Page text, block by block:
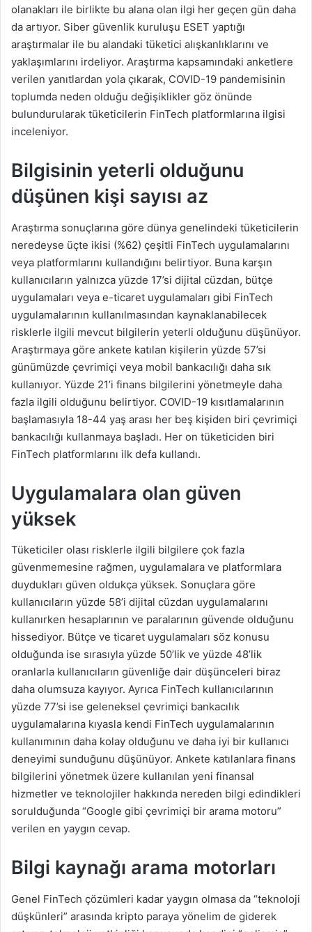
olanakları ile birlikte bu alana olan ilgi her geçen gün daha
da artıyor. Siber güvenlik kuruluşu ESET yaptığı
araştırmalar ile bu alandaki tüketici alışkanlıklarını ve
yaklaşımlarını irdeliyor. Araştırma kapsamındaki anketlere
verilen yanıtlardan yola çıkarak, COVID-19 pandemisinin
toplumda neden olduğu değişiklikler göz önünde
bulundurularak tüketicilerin FinTech platformlarına ilgisi
inceleniyor.
Bilgisinin yeterli olduğunu
düşünen kişi sayısı az
Araştırma sonuçlarına göre dünya genelindeki tüketicilerin
neredeyse üçte ikisi (%62) çeşitli FinTech uygulamalarını
veya platformlarını kullandığını belirtiyor. Buna karşın
kullanıcıların yalnızca yüzde 17’si dijital cüzdan, bütçe
uygulamaları veya e-ticaret uygulamaları gibi FinTech
uygulamalarının kullanılmasından kaynaklanabilecek
risklerle ilgili mevcut bilgilerin yeterli olduğunu düşünüyor.
Araştırmaya göre ankete katılan kişilerin yüzde 57’si
günümüzde çevrimiçi veya mobil bankacılığı daha sık
kullanıyor. Yüzde 21’i finans bilgilerini yönetmeyle daha
fazla ilgili olduğunu belirtiyor. COVID-19 kısıtlamalarının
başlamasıyla 18-44 yaş arası her beş kişiden biri çevrimiçi
bankacılığı kullanmaya başladı. Her on tüketiciden biri
FinTech platformlarını ilk defa kullandı.
Uygulamalara olan güven
yüksek
Tüketiciler olası risklerle ilgili bilgilere çok fazla
güvenmemesine rağmen, uygulamalara ve platformlara
duydukları güven oldukça yüksek. Sonuçlara göre
kullanıcıların yüzde 58’i dijital cüzdan uygulamalarını
kullanırken hesaplarının ve paralarının güvende olduğunu
hissediyor. Bütçe ve ticaret uygulamaları söz konusu
olduğunda ise sırasıyla yüzde 50’lik ve yüzde 48’lik
oranlarla kullanıcıların güvenliğe dair düşünceleri biraz
daha olumsuza kayıyor. Ayrıca FinTech kullanıcılarının
yüzde 77’si ise geleneksel çevrimiçi bankacılık
uygulamalarına kıyasla kendi FinTech uygulamalarının
kullanımının daha kolay olduğunu ve daha iyi bir kullanıcı
deneyimi sunduğunu düşünüyor. Ankete katılanlara finans
bilgilerini yönetmek üzere kullanılan yeni finansal
hizmetler ve teknolojiler hakkında nereden bilgi edindikleri
sorulduğunda “Google gibi çevrimiçi bir arama motoru”
verilen en yaygın cevap.
Bilgi kaynağı arama motorları
Genel FinTech çözümleri kadar yaygın olmasa da “teknoloji
düşkünleri” arasında kripto paraya yönelim de giderek